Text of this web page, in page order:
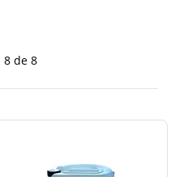
8 de 8